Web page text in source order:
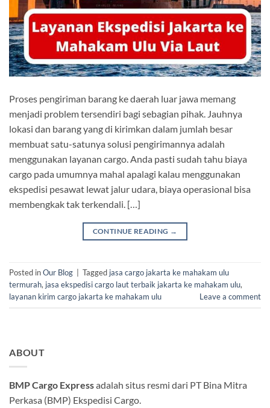
Proses pengiriman barang ke daerah luar jawa memang
menjadi problem tersendiri bagi sebagian pihak. Jauhnya
lokasi dan barang yang di kirimkan dalam jumlah besar
membuat satu-satunya solusi pengirimannya adalah
menggunakan layanan cargo. Anda pasti sudah tahu biaya
cargo pada umumnya mahal apalagi kalau menggunakan
ekspedisi pesawat lewat jalur udara, biaya operasional bisa
membengkak tak terkendali. […]
CONTINUE READING →
Posted inOur Blog Tagged jasa cargo jakarta ke mahakam ulu
termurah, jasa ekspedisi cargo laut terbaik jakarta ke mahakam ulu,
layanan kirim cargo jakarta ke mahakam ulu
Leave a comment
ABOUT
BMP Cargo Expressadalah situs resmi dari PT Bina Mitra
Perkasa (BMP) Ekspedisi Cargo.